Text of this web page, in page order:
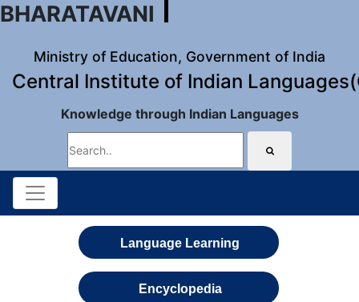
BHARATAVANI
Ministry of Education, Government of India
Central Institute of Indian
Knowledge through Indian Languages
Language Learning
Encyclopedia